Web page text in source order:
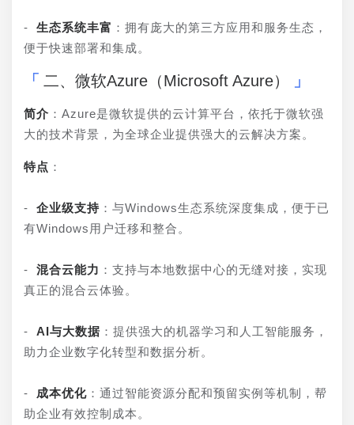
- 生态系统丰富 ：拥有庞大的第三方应用和服务生态，
便于快速部署和集成。
二、微软Azure（Microsoft Azure）
简介 ：Azure是微软提供的云计算平台，依托于微软强
大的技术背景，为全球企业提供强大的云解决方案。
特点 ：
- 企业级支持 ：与Windows生态系统深度集成，便于已
有Windows用户迁移和整合。
- 混合云能力 ：支持与本地数据中心的无缝对接，实现
真正的混合云体验。
- AI与大数据 ：提供强大的机器学习和人工智能服务，
助力企业数字化转型和数据分析。
- 成本优化 ：通过智能资源分配和预留实例等机制，帮
助企业有效控制成本。